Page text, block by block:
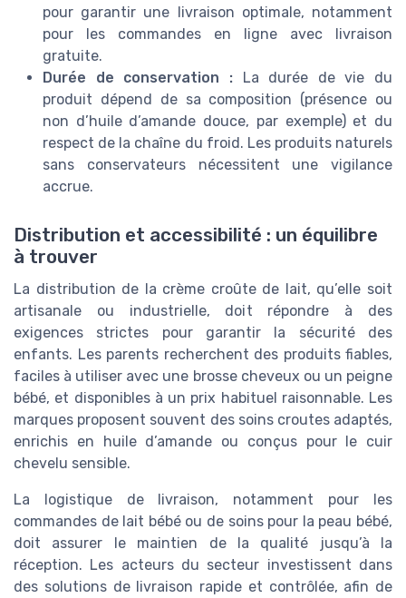
pour garantir une livraison optimale, notamment
pour les commandes en ligne avec livraison
gratuite.
Durée de conservation :La durée de vie du
produit dépend de sa composition (présence ou
non d’huile d’amande douce, par exemple) et du
respect de la chaîne du froid. Les produits naturels
sans conservateurs nécessitent une vigilance
accrue.
Distribution et accessibilité : un équilibre
à trouver
La distribution de la crème croûte de lait, qu’elle soit
artisanale ou industrielle, doit répondre à des
exigences strictes pour garantir la sécurité des
enfants. Les parents recherchent des produits fiables,
faciles à utiliser avec une brosse cheveux ou un peigne
bébé, et disponibles à un prix habituel raisonnable. Les
marques proposent souvent des soins croutes adaptés,
enrichis en huile d’amande ou conçus pour le cuir
chevelu sensible.
La logistique de livraison, notamment pour les
commandes de lait bébé ou de soins pour la peau bébé,
doit assurer le maintien de la qualité jusqu’à la
réception. Les acteurs du secteur investissent dans
des solutions de livraison rapide et contrôlée, afin de